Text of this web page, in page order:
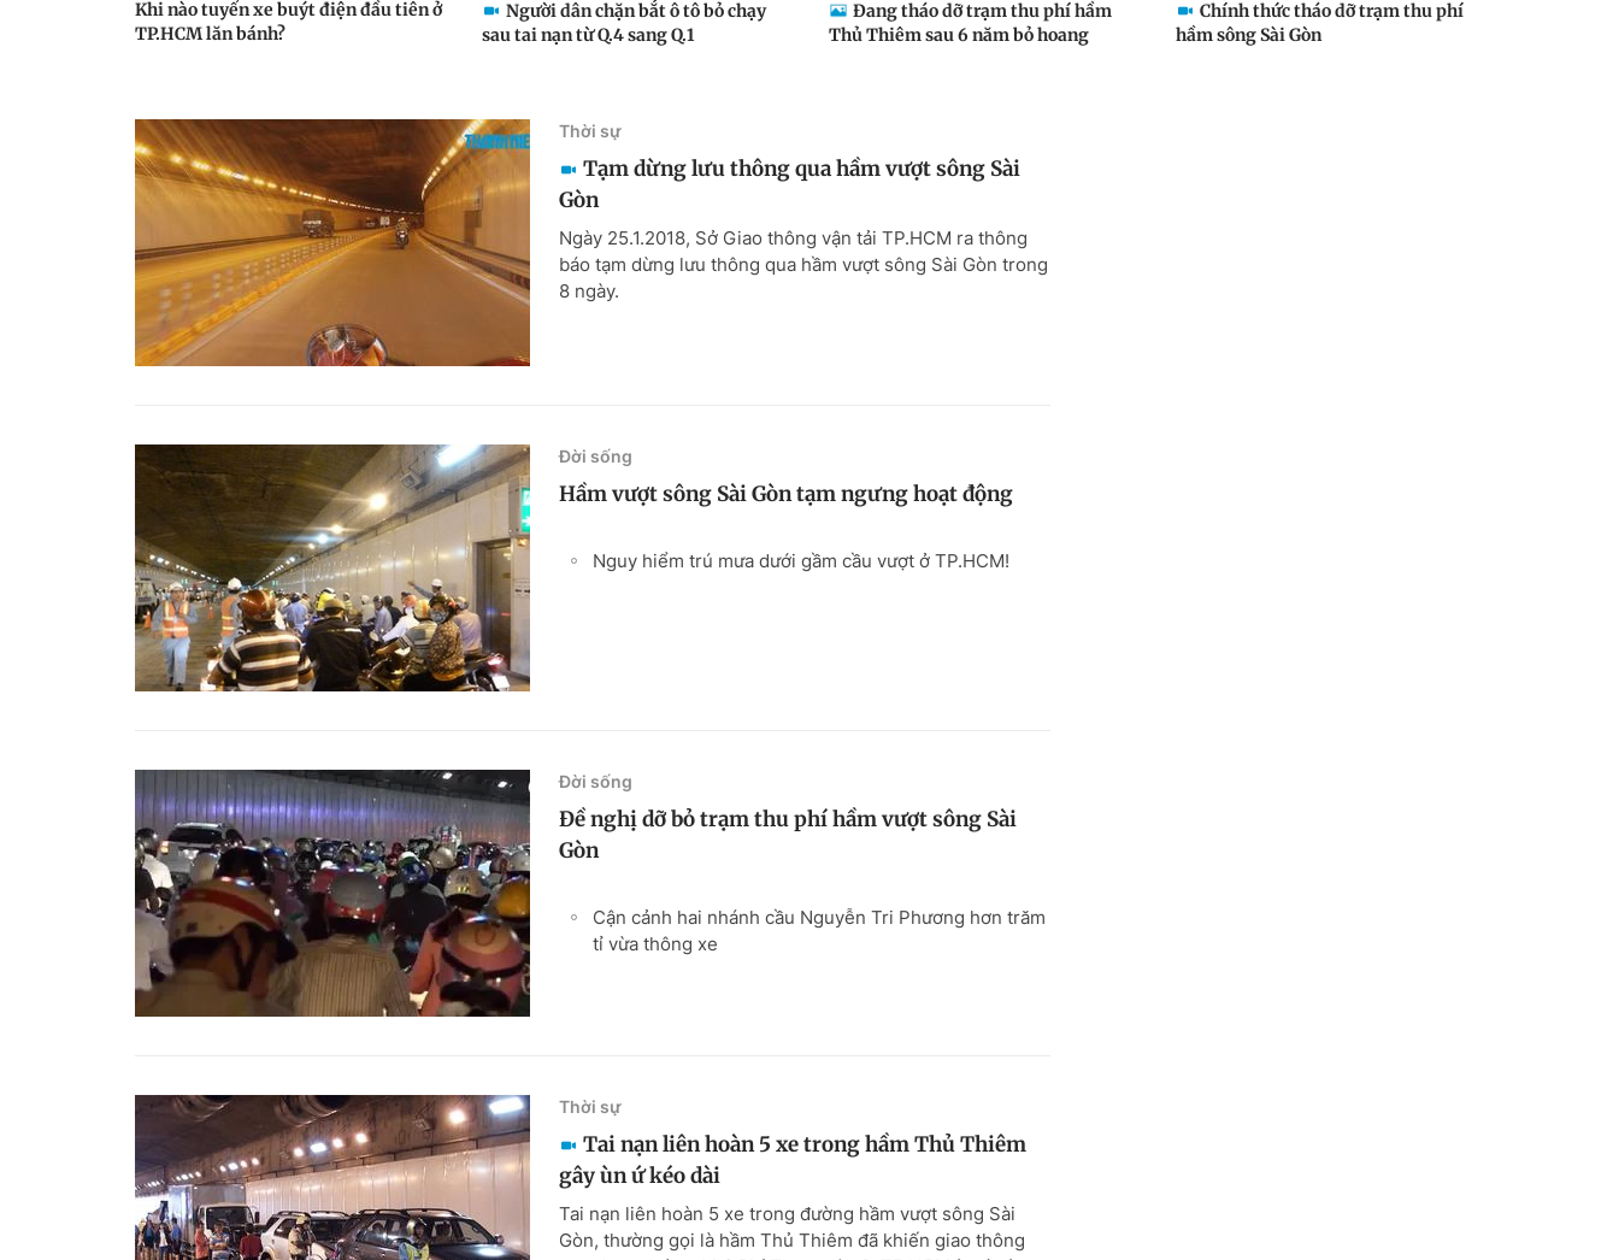
Khi nào tuyến xe buýt điện đầu tiên ở
TP.HCM lăn bánh?
Người dân chặn bắt ô tô bỏ chạy
sau tai nạn từ Q.4 sang Q.1
Đang tháo dỡ trạm thu phí hầm
Thủ Thiêm sau 6 năm bỏ hoang
Chính thức tháo dỡ trạm thu phí
hầm sông Sài Gòn
Thời sự
Tạm dừng lưu thông qua hầm vượt sông Sài
Gòn
Ngày 25.1.2018, Sở Giao thông vận tải TP.HCM ra thông
báo tạm dừng lưu thông qua hầm vượt sông Sài Gòn trong
8 ngày.
Đời sống
Hầm vượt sông Sài Gòn tạm ngưng hoạt động
Nguy hiểm trú mưa dưới gầm cầu vượt ở TP.HCM!
Đời sống
Đề nghị dỡ bỏ trạm thu phí hầm vượt sông Sài
Gòn
Cận cảnh hai nhánh cầu Nguyễn Tri Phương hơn trăm
tỉ vừa thông xe
Thời sự
Tai nạn liên hoàn 5 xe trong hầm Thủ Thiêm
gây ùn ứ kéo dài
Tai nạn liên hoàn 5 xe trong đường hầm vượt sông Sài
Gòn, thường gọi là hầm Thủ Thiêm đã khiến giao thông